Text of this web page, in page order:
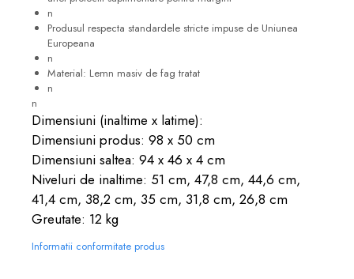
n
Produsul respecta standardele stricte impuse de Uniunea
Europeana
n
Material: Lemn masiv de fag tratat
n
n
Dimensiuni (inaltime x latime):
Dimensiuni produs: 98 x 50 cm
Dimensiuni saltea: 94 x 46 x 4 cm
Niveluri de inaltime: 51 cm, 47,8 cm, 44,6 cm,
41,4 cm, 38,2 cm, 35 cm, 31,8 cm, 26,8 cm
Greutate: 12 kg
Informatii conformitate produs